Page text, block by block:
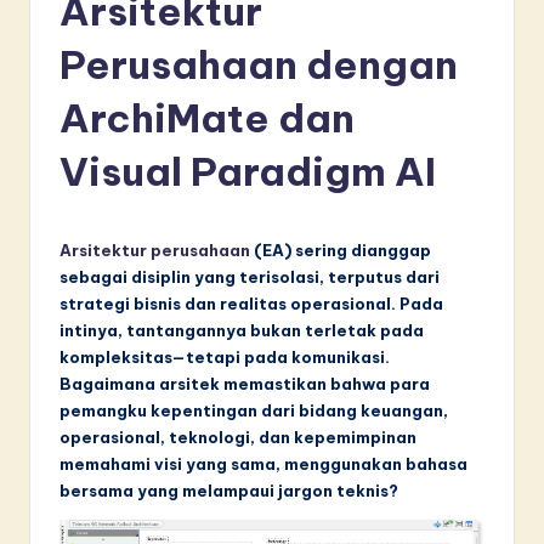
si
Arsitektur
Perusahaan dengan
ArchiMate dan
Visual Paradigm AI
Arsitektur perusahaan (EA) sering dianggap
sebagai disiplin yang terisolasi, terputus dari
strategi bisnis dan realitas operasional. Pada
intinya, tantangannya bukan terletak pada
kompleksitas—tetapi pada komunikasi.
Bagaimana arsitek memastikan bahwa para
pemangku kepentingan dari bidang keuangan,
operasional, teknologi, dan kepemimpinan
memahami visi yang sama, menggunakan bahasa
bersama yang melampaui jargon teknis?